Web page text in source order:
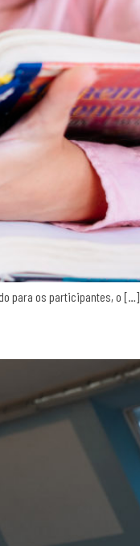
para os participantes, o […]